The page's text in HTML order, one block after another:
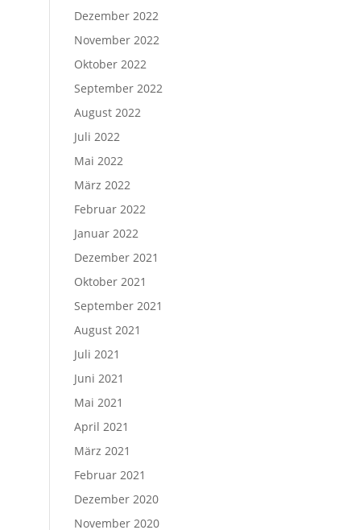
Dezember 2022
November 2022
Oktober 2022
September 2022
August 2022
Juli 2022
Mai 2022
März 2022
Februar 2022
Januar 2022
Dezember 2021
Oktober 2021
September 2021
August 2021
Juli 2021
Juni 2021
Mai 2021
April 2021
März 2021
Februar 2021
Dezember 2020
November 2020